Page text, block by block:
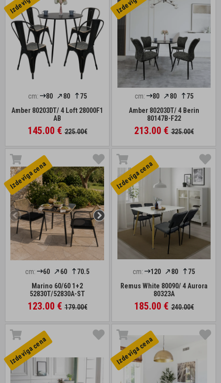
cm: 80 80
75
Amber 80203DT/ 4 Loft 28000F1
AB
145.00 €225.00€
cm: 80 80
75
Amber 80203DT/ 4 Berin
80147B-F22
213.00 €325.00€
Izdevīga cena
cm: 60 60
70.5
Marino 60/60 1+2
52830T/52830A-ST
123.00 €179.00€
Izdevīga cena
cm: 120 80
75
Remus White 80090/ 4 Aurora
80323A
185.00 €240.00€
Izdevīga cena Izdevīga cena